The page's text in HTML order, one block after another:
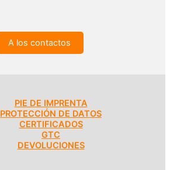
A los contactos
PIE DE IMPRENTA
PROTECCIÓN DE DATOS
CERTIFICADOS
GTC
DEVOLUCIONES